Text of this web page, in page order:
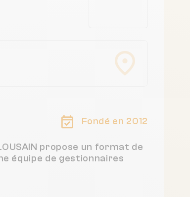
Fondé en 2012
propose un format de
équipe de gestionnaires